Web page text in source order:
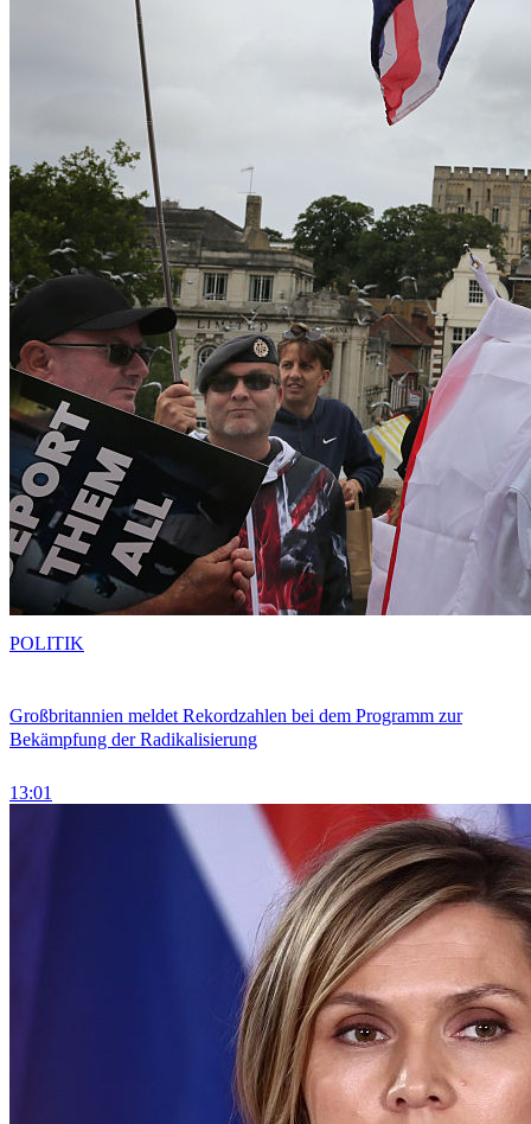
Großbritannien meldet Rekordzahlen bei dem Programm zur
Bekämpfung der Radikalisierung
13:01
POLITIK